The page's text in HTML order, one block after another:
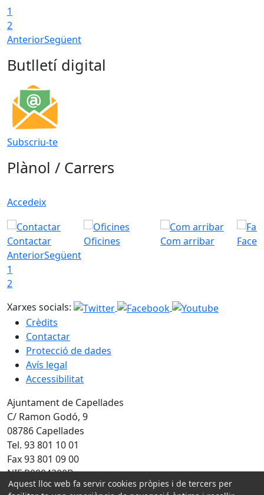
1
2
AnteriorSegüent
Butlletí digital
Subscriu-te
Plànol / Carrers
Accedeix
Contactar Oficines Com arribar
AnteriorSegüent
1
2
Xarxes socials:
Crèdits
Contactar
Protecció de dades
Avís legal
Accessibilitat
Ajuntament de Capellades
C/ Ramon Godó, 9
08786 Capellades
Tel. 93 801 10 01
Fax 93 801 09 00
NIF P0804300B
Aquest lloc web fa servir cookies pròpies i de tercers per